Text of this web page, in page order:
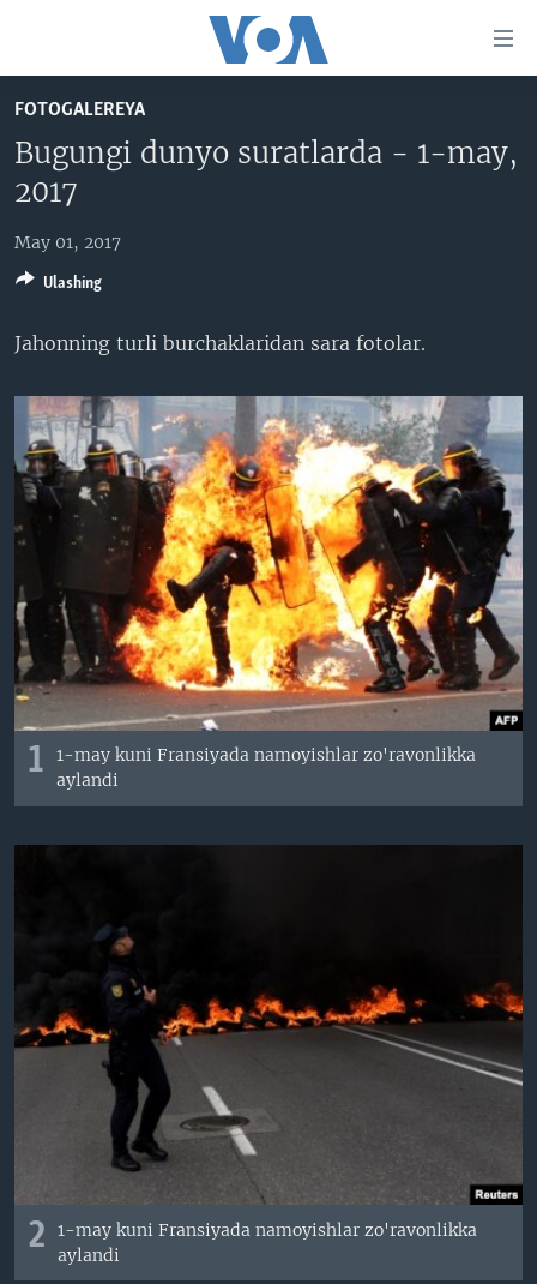
boring
Boshiga
Qidiruvga
o'ting
AMERIKA
MARKAZIY OSIYO
XALQARO
MULTIMEDIA
XALQARO HAYOT
VASHINGTON CHOYXONASI
MOBIL-SALOM!
XABARLAR SURATLARDA
FACEBOOK
YOUTUBE
INSTAGRAM
ODNOKLASSNIKI
TELEGRAM
TWITTER
SOUNDCLOUD
INGLIZ TILI DARSLARI
EDITORIAL
Learning English
VOA
FOTOGALEREYA
Bugungi dunyo suratlarda - 1-may,
2017
May 01, 2017
Jahonning turli burchaklaridan sara fotolar.
1
1-may kuni Fransiyada namoyishlar zo'ravonlikka
aylandi
2
1-may kuni Fransiyada namoyishlar zo'ravonlikka
aylandi
Ulashing